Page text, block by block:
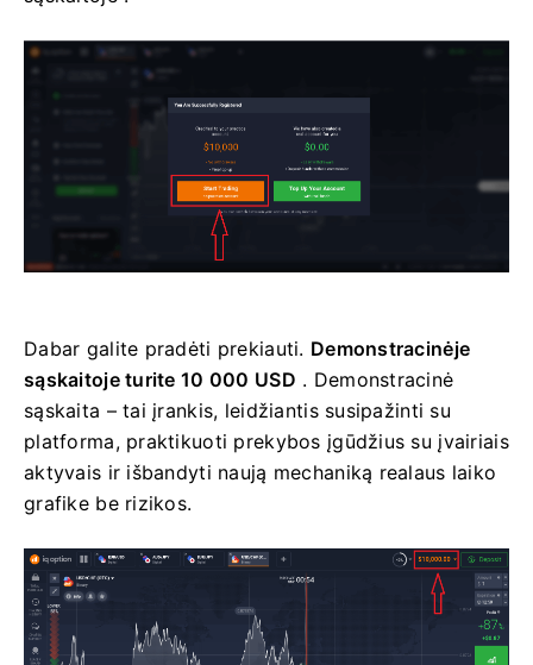
Dabar galite pradėti prekiauti. Demonstracinėje
sąskaitoje turite 10 000 USD . Demonstracinė
sąskaita – tai įrankis, leidžiantis susipažinti su
platforma, praktikuoti prekybos įgūdžius su įvairiais
aktyvais ir išbandyti naują mechaniką realaus laiko
grafike be rizikos.